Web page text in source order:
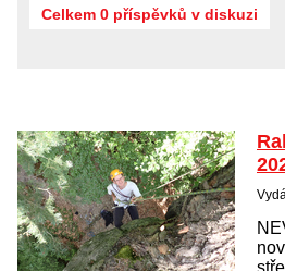
Celkem 0 příspěvků v diskuzi